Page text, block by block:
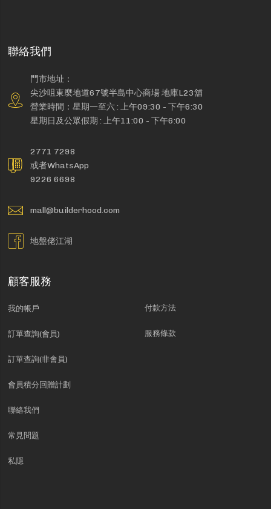
聯絡我們
門市地址：
尖沙咀東麼地道67號半島中心商場 地庫L23舖
營業時間：星期一至六 : 上午09:30 - 下午6:30
星期日及公眾假期 : 上午11:00 - 下午6:00
2771 7298
或者WhatsApp
9226 6698
mall@builderhood.com
地盤佬江湖
顧客服務
我的帳戶
訂單查詢(會員)
訂單查詢(非會員)
會員積分回贈計劃
聯絡我們
常見問題
私隱
付款方法
服務條款